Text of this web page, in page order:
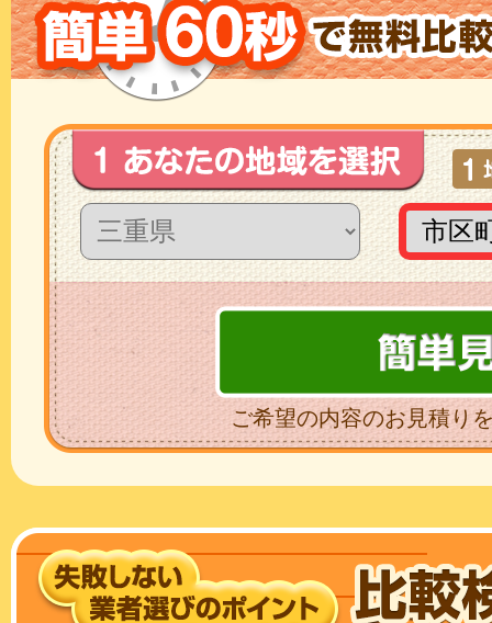
ご希望の内容のお見積り